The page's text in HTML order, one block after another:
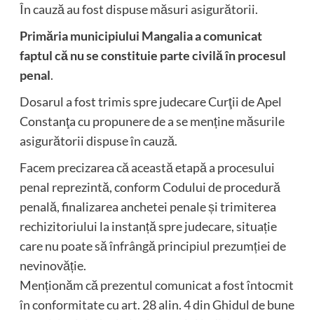
În cauză au fost dispuse măsuri asigurătorii.
Primăria municipiului Mangalia a comunicat
faptul că nu se constituie parte civilă în procesul
penal.
Dosarul a fost trimis spre judecare Curţii de Apel
Constanţa cu propunere de a se menține măsurile
asigurătorii dispuse în cauză.
Facem precizarea că această etapă a procesului
penal reprezintă, conform Codului de procedură
penală, finalizarea anchetei penale și trimiterea
rechizitoriului la instanță spre judecare, situație
care nu poate să înfrângă principiul prezumției de
nevinovăție.
Menționăm că prezentul comunicat a fost întocmit
în conformitate cu art. 28 alin. 4 din Ghidul de bune